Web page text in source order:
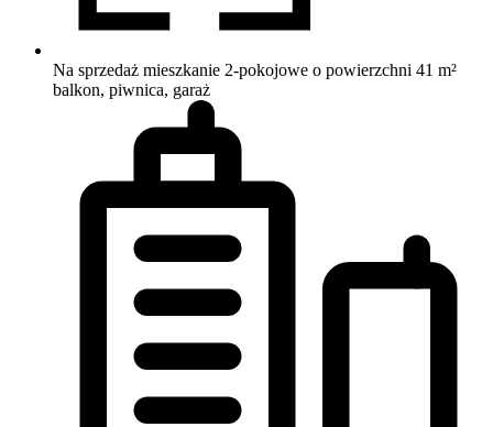
Na sprzedaż mieszkanie 2-pokojowe o powierzchni 41 m²
balkon, piwnica, garaż